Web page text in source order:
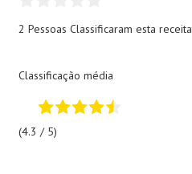
2 Pessoas Classificaram esta receita
Classificação média
(4.3 / 5)